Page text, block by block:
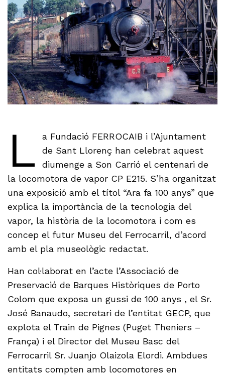
L
a Fundació FERROCAIB i l’Ajuntament
de Sant Llorenç han celebrat aquest
diumenge a Son Carrió el centenari de
la locomotora de vapor CP E215. S’ha organitzat
una exposició amb el títol “Ara fa 100 anys” que
explica la importància de la tecnologia del
vapor, la història de la locomotora i com es
concep el futur Museu del Ferrocarril, d’acord
amb el pla museològic redactat.
Han col·laborat en l’acte l’Associació de
Preservació de Barques Històriques de Porto
Colom que exposa un gussi de 100 anys , el Sr.
José Banaudo, secretari de l’entitat GECP, que
explota el Train de Pignes (Puget Theniers –
França) i el Director del Museu Basc del
Ferrocarril Sr. Juanjo Olaizola Elordi. Ambdues
entitats compten amb locomotores en